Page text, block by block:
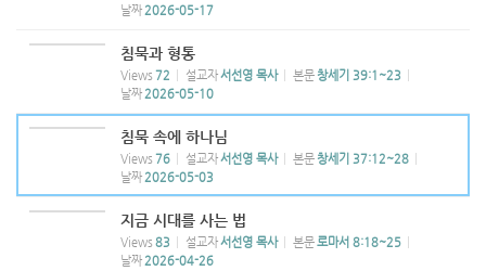
날짜 2026-05-17
침묵과 형통
Views 72 설교자서선영 목사 본문 창세기 39:1~23
날짜 2026-05-10
침묵 속에 하나님
Views 76 설교자서선영 목사 본문 창세기 37:12~28
날짜 2026-05-03
지금 시대를 사는 법
Views 83 설교자서선영 목사 본문로마서 8:18~25
날짜 2026-04-26